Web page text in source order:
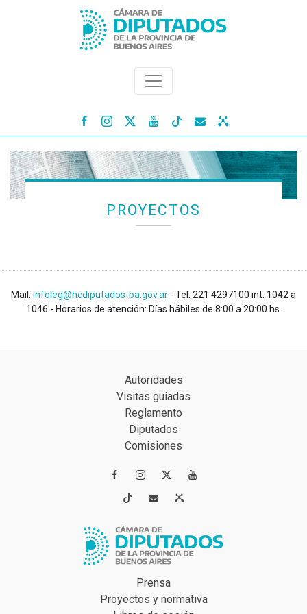
   
PROYECTOS
Mail: infoleg@hcdiputados-ba.gov.ar - Tel: 221 4297100 int: 1042 a
1046 - Horarios de atención: Días hábiles de 8:00 a 20:00 hs.
Autoridades
Visitas guiadas
Reglamento
Diputados
Comisiones
 
 
Prensa
Proyectos y normativa